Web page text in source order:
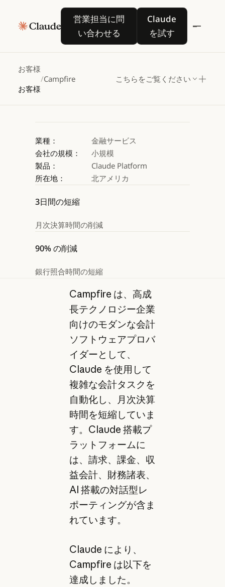
営業担当に問
い合わせる
営業担当に問い合わせる
Claude
を試す
Claude を試す
お客様
お客様
/Campfire こちらをご覧ください
CampfireがClaude
で会計業務を加速
Claude を試す
業種：
金融サービス
会社の規模：
小規模
製品：
Claude Platform
所在地：
北アメリカ
3日間の短縮
月次決算時間の削減
90% の削減
銀行照合時間の短縮
Campfire は、高成
長テクノロジー企業
向けのモダンな会計
ソフトウェアプロバ
イダーとして、
Claude を使用して
複雑な会計タスクを
自動化し、月次決算
時間を短縮していま
す。Claude 搭載プ
ラットフォームに
は、請求、課金、収
益会計、財務諸表、
AI 搭載の対話型レ
ポーティングが含ま
れています。
Claude により、
Campfire は以下を
達成しました。